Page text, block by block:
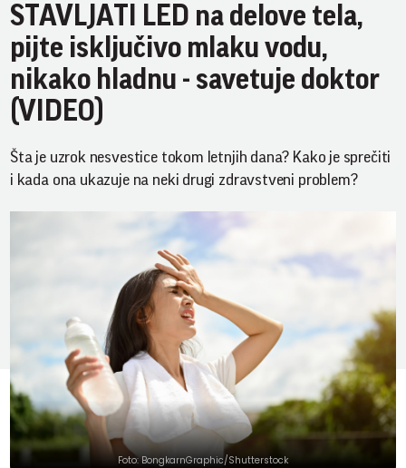
STAVLJATI LED na delove tela,
pijte isključivo mlaku vodu,
nikako hladnu - savetuje doktor
(VIDEO)
Šta je uzrok nesvestice tokom letnjih dana? Kako je sprečiti
i kada ona ukazuje na neki drugi zdravstveni problem?
Foto: BongkarnGraphic/Shutterstock